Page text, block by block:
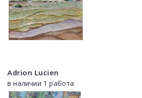
Adrion Lucien
в наличии 1 работа